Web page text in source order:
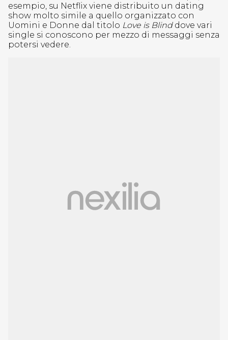
esempio, su Netflix viene distribuito un dating
show molto simile a quello organizzato con
Uomini e Donne dal titolo Love is Blind dove vari
single si conoscono per mezzo di messaggi senza
potersi vedere.